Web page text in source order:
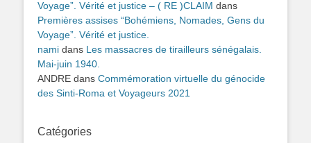
Voyage”. Vérité et justice – ( RE )CLAIM dans
Premières assises “Bohémiens, Nomades, Gens du
Voyage”. Vérité et justice.
nami dans Les massacres de tirailleurs sénégalais.
Mai-juin 1940.
ANDRE dans Commémoration virtuelle du génocide
des Sinti-Roma et Voyageurs 2021
Catégories